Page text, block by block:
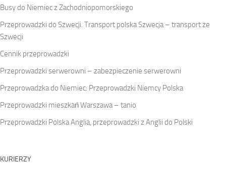
Busy do Niemiec z Zachodniopomorskiego
Przeprowadzki do Szwecji. Transport polska Szwecja – transport ze
Szwecji
Cennik przeprowadzki
Przeprowadzki serwerowni – zabezpieczenie serwerowni
Przeprowadzka do Niemiec: Przeprowadzki Niemcy Polska
Przeprowadzki mieszkań Warszawa – tanio
Przeprowadzki Polska Anglia, przeprowadzki z Anglii do Polski
KURIERZY